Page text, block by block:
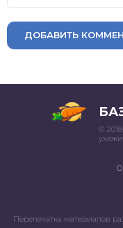
ДОБАВИТЬ
©
О
Перепечатка материалов